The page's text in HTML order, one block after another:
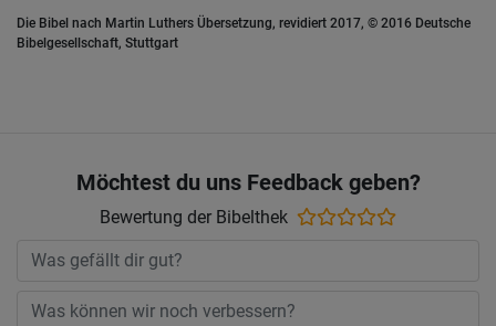
Die Bibel nach Martin Luthers Übersetzung, revidiert 2017, © 2016 Deutsche
Bibelgesellschaft, Stuttgart
Möchtest du uns Feedback geben?
Bewertung der Bibelthek